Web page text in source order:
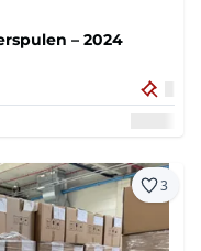
– 2024
3